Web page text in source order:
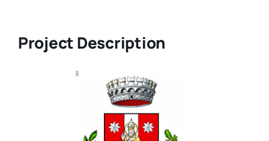
Project Description